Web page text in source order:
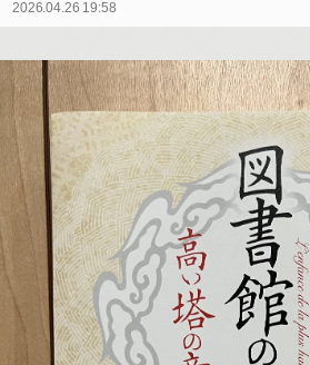
2026.04.26 19:58